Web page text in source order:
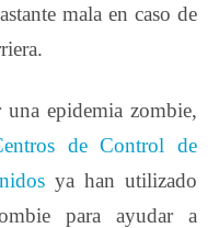
mala en caso de
epidemia zombie,
de Control de
ya han utilizado
para ayudar a